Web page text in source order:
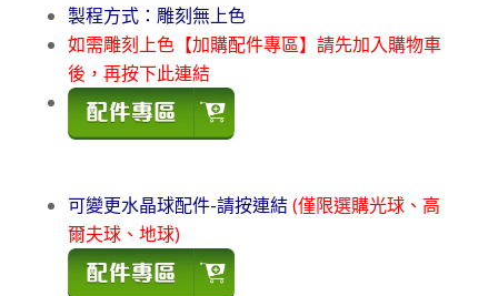
製程方式：雕刻無上色
如需雕刻上色【加購配件專區】請先加入購物車
後，再按下此連結
可變更水晶球配件-請按連結(僅限選購光球、高
爾夫球、地球)